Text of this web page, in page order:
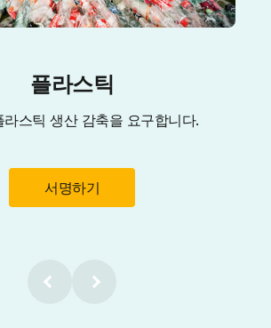
플라스틱
라스틱 생산 감축을 요구합니다.
서명하기